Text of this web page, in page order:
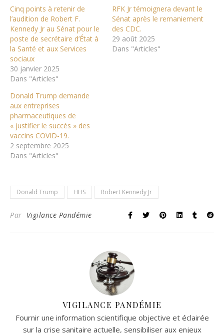
Cinq points à retenir de
l’audition de Robert F.
Kennedy Jr au Sénat pour le
poste de secrétaire d’État à
la Santé et aux Services
sociaux
30 janvier 2025
Dans "Articles"
RFK Jr témoignera devant le
Sénat après le remaniement
des CDC.
29 août 2025
Dans "Articles"
Donald Trump demande
aux entreprises
pharmaceutiques de
« justifier le succès » des
vaccins COVID-19.
2 septembre 2025
Dans "Articles"
Donald Trump HHS Robert Kennedy Jr
Par Vigilance Pandémie
VIGILANCE PANDÉMIE
Fournir une information scientifique objective et éclairée
sur la crise sanitaire actuelle, sensibiliser aux enjeux